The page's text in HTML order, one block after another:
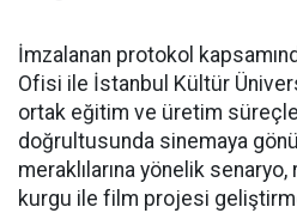
İmzalanan protokol
Ofisi ile İstanbul Kültür
ortak eğitim ve üretim
doğrultusunda sinemaya
meraklılarına yönelik
kurgu ile film projesi